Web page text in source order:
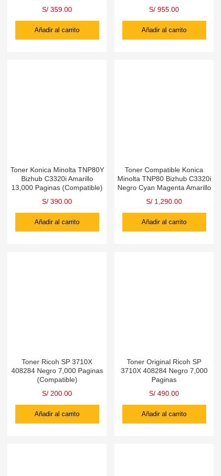
S/ 359.00
Añadir al carrito
S/ 955.00
Añadir al carrito
Toner Konica Minolta TNP80Y
Bizhub C3320i Amarillo
13,000 Paginas (Compatible)
S/ 390.00
Añadir al carrito
Toner Compatible Konica
Minolta TNP80 Bizhub C3320i
Negro Cyan Magenta Amarillo
S/ 1,290.00
Añadir al carrito
Toner Ricoh SP 3710X
408284 Negro 7,000 Paginas
(Compatible)
S/ 200.00
Añadir al carrito
Toner Original Ricoh SP
3710X 408284 Negro 7,000
Paginas
S/ 490.00
Añadir al carrito